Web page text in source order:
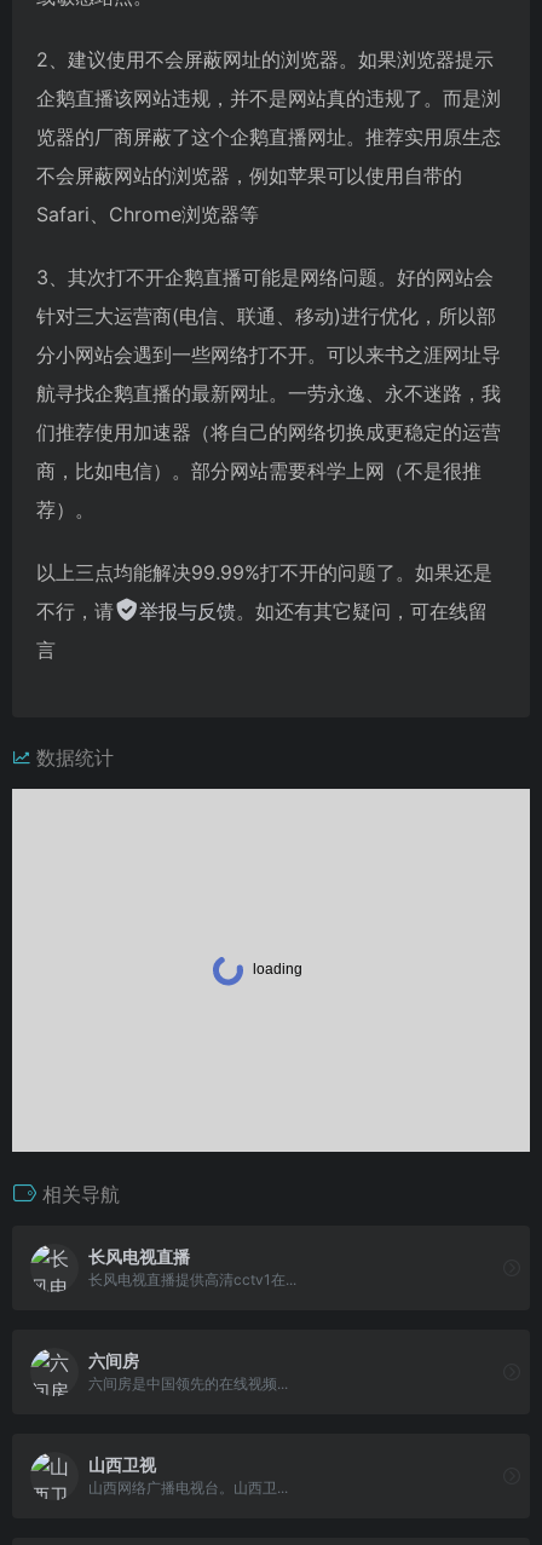
2、建议使用不会屏蔽网址的浏览器。如果浏览器提示
企鹅直播该网站违规，并不是网站真的违规了。而是浏
览器的厂商屏蔽了这个企鹅直播网址。推荐实用原生态
不会屏蔽网站的浏览器，例如苹果可以使用自带的
Safari、Chrome浏览器等
3、其次打不开企鹅直播可能是网络问题。好的网站会
针对三大运营商(电信、联通、移动)进行优化，所以部
分小网站会遇到一些网络打不开。可以来书之涯网址导
航寻找企鹅直播的最新网址。一劳永逸、永不迷路，我
们推荐使用加速器（将自己的网络切换成更稳定的运营
商，比如电信）。部分网站需要科学上网（不是很推
荐）。
以上三点均能解决99.99%打不开的问题了。如果还是
不行，请
举报与反馈。如还有其它疑问，可在线留
言
数据统计
相关导航
长风电视直播
长风电视直播提供高清cctv1在...
六间房
六间房是中国领先的在线视频...
山西卫视
山西网络广播电视台。山西卫...